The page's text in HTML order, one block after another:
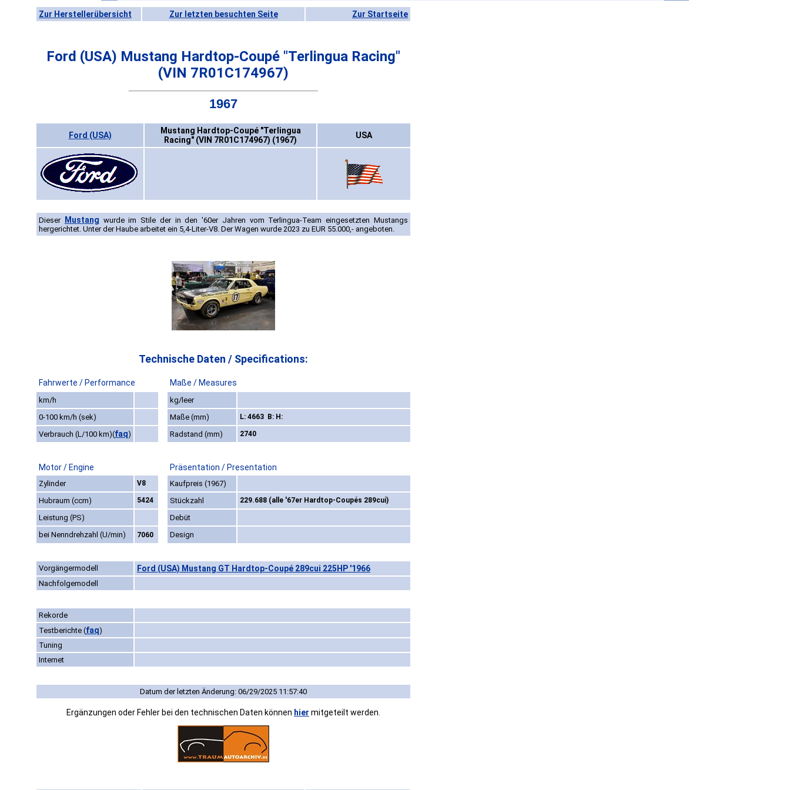
Zur Herstellerübersicht Zur letzten besuchten Seite Zur Startseite
Ford (USA) Mustang Hardtop-Coupé "Terlingua Racing"
(VIN 7R01C174967)
1967
Ford (USA)
Mustang Hardtop-Coupé "Terlingua
Racing" (VIN 7R01C174967) (1967)
USA
Dieser Mustang wurde im Stile der in den '60er Jahren vom Terlingua-Team eingesetzten Mustangs
hergerichtet. Unter der Haube arbeitet ein 5,4-Liter-V8. Der Wagen wurde 2023 zu EUR 55.000,- angeboten.
Technische Daten / Specifications:
Fahrwerte / Performance Maße / Measures
km/h
kg/leer
0-100 km/h (sek)
Maße (mm) L: 4663 B: H:
Verbrauch (L/100 km)(faq) Radstand (mm) 2740
Motor / Engine Präsentation / Presentation
Zylinder V8
Kaufpreis (1967)
Hubraum (ccm)
5424 Stückzahl 229.688 (alle '67er Hardtop-Coupés 289cui)
Leistung (PS)
Debüt
bei Nenndrehzahl (U/min)
7060 Design
Vorgängermodell Ford (USA) Mustang GT Hardtop-Coupé 289cui 225HP '1966
Nachfolgemodell
Rekorde
Testberichte (faq)
Tuning
Internet
Datum der letzten Änderung: 06/29/2025 11:57:40
Ergänzungen oder Fehler bei den technischen Daten können hier mitgeteilt werden.